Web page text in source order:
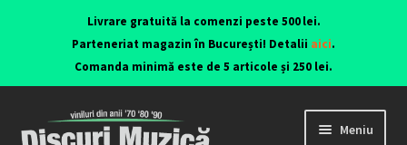
Livrare gratuită la comenzi peste 500 lei.
Parteneriat magazin în București! Detalii aici.
Comanda minimă este de 5 articole și 250 lei.
Meniu